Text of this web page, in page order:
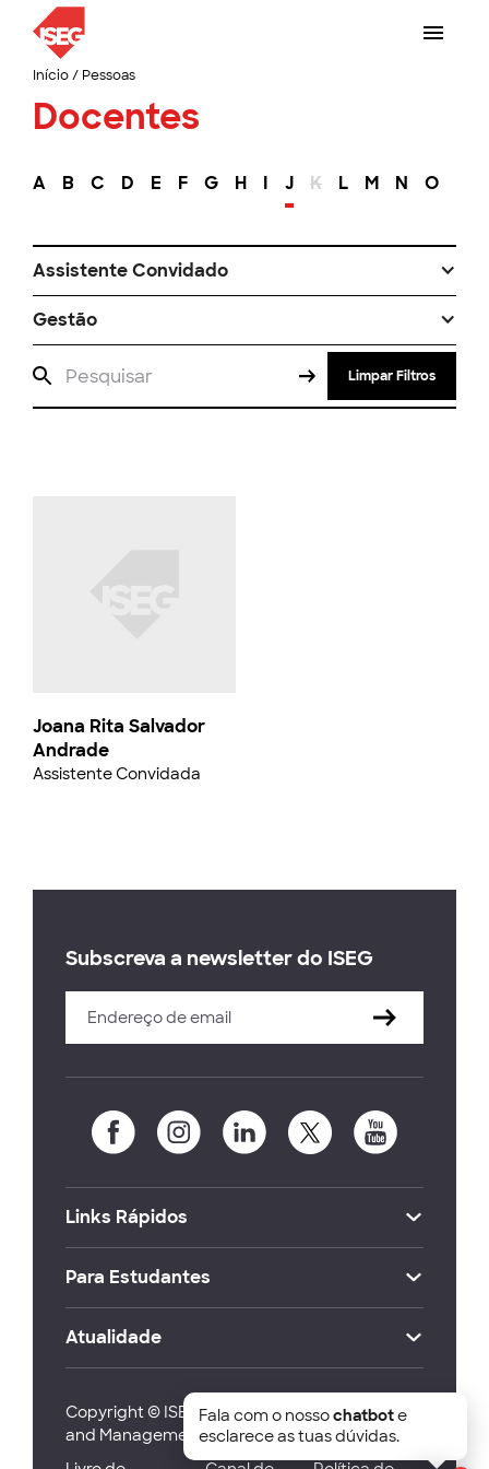
Início/ Pessoas
Docentes
A B C D E F G H I J K L M N O
Assistente Convidado
Gestão
Limpar Filtros
Joana Rita Salvador
Andrade
Assistente Convidada
Subscreva a newsletter do ISEG
Links Rápidos
Para Estudantes
Atualidade
Copyright © ISEG Lisbon School of Economics
and Management 2026
Fala com o nossochatbote
esclarece as tuas dúvidas.